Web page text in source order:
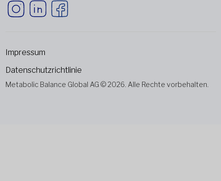
Metabolic Balance Global AG © 2026. Alle Rechte vorbehalten.
Impressum
Datenschutzrichtlinie